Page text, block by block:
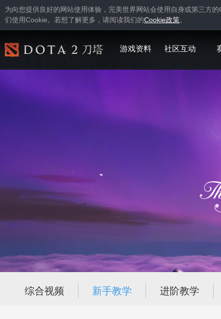
为向您提供良好的网站使用体验，完美世界网站会使用自身或第三方的
们使用Cookie。若想了解更多，请阅读我们的Cookie政策。
游戏资料 社区互动
综合视频 新手教学 进阶教学